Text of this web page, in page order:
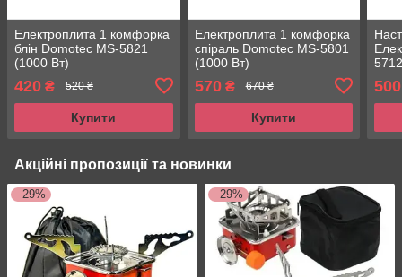
Електроплита 1 комфорка
блін Domotec MS-5821
(1000 Вт)
420 ₴ 520 ₴
Купити
Електроплита 1 комфорка
спіраль Domotec MS-5801
(1000 Вт)
570₴ 670 ₴
Купити
500
Акційні пропозиції та новинки
–29% –29%